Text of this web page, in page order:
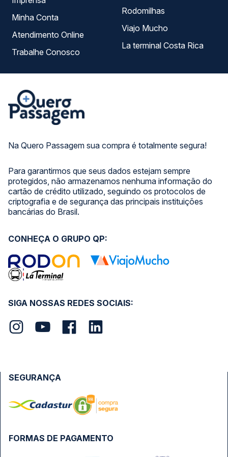
Na Quero Passagem sua compra é totalmente segura!
Para garantirmos que seus dados estejam sempre
protegidos, não armazenamos nenhuma informação do
cartão de crédito utilizado, seguindo os protocolos de
criptografia e de segurança das principais instituições
bancárias do Brasil.
Minha Conta
Atendimento Online
Trabalhe Conosco
Rodomilhas
Viajo Mucho
La terminal Costa Rica
SIGA NOSSAS REDES SOCIAIS:
CONHEÇA O GRUPO QP:
FORMAS DE PAGAMENTO
SEGURANÇA